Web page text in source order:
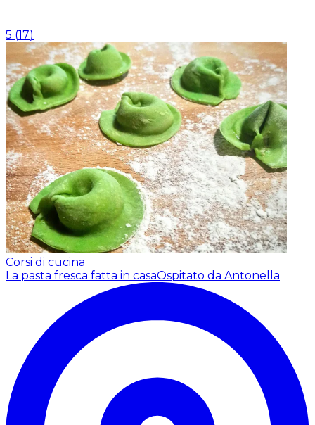
5 (17)
Corsi di cucina
La pasta fresca fatta in casaOspitato da Antonella